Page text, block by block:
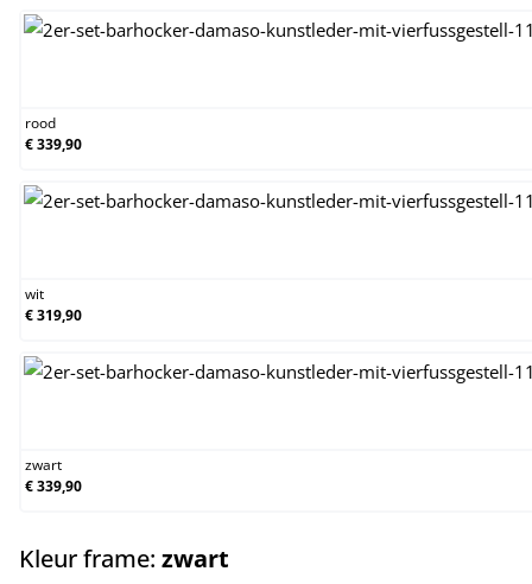
rood
€ 339,90
wit
€ 319,90
zwart
€ 339,90
Kleur frame: zwart